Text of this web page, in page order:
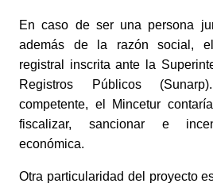
En caso de ser una persona
además de la razón social,
registral inscrita ante la
Registros Públicos
competente, el Mincetur
fiscalizar, sancionar e
económica.
Otra particularidad del proyecto